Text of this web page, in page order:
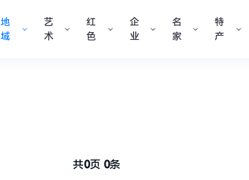
地
域
艺
术
红
色
企
业
名
家
特
产
共0页 0条